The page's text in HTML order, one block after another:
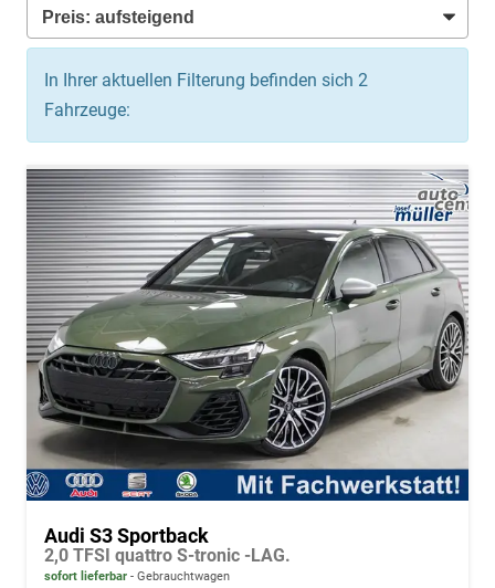
In Ihrer aktuellen Filterung befinden sich 2
Fahrzeuge:
Audi S3 Sportback
2,0 TFSI quattro S-tronic -LAG.
sofort lieferbar Gebrauchtwagen